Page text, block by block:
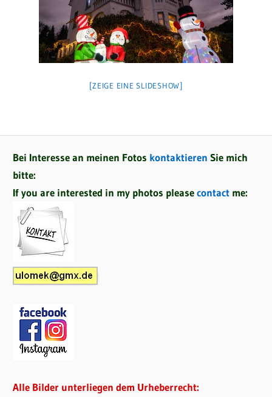
[ZEIGE EINE SLIDESHOW]
Bei Interesse an meinen Fotos kontaktieren Sie mich
bitte:
If you are interested in my photos pleasecontact me:
Alle Bilder unterliegen dem Urheberrecht: